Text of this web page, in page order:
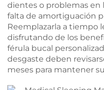
dientes o problemas en
falta de amortiguación
Reemplazarla a tiempo
disfrutando de los
férula bucal
desgaste deben
meses para mantener